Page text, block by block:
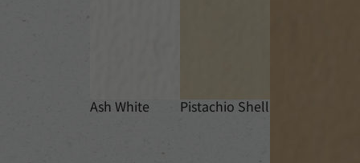
Ash White Pistachio Shell